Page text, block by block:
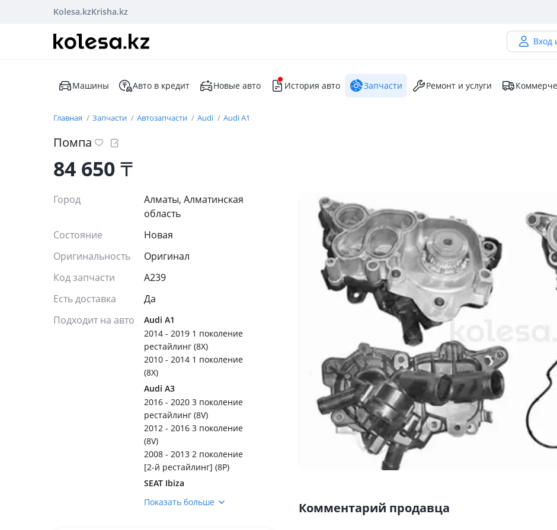
Kolesa.kzKrisha.kz
Вход
Машины Авто в кредит Новые авто История авто Запчасти Ремонт и услуги
Главная Запчасти Автозапчасти Audi Audi A1
Помпа
84 650₸
Город
Алматы, Алматинская
область
Состояние
Новая
Оригинальность
Оригинал
Код запчасти
A239
Есть доставка
Да
Подходит на авто
Audi A1
2014 - 2019 1 поколение
рестайлинг (8X)
2010 - 2014 1 поколение
(8X)
Audi A3
2016 - 2020 3 поколение
рестайлинг (8V)
2012 - 2016 3 поколение
(8V)
2008 - 2013 2 поколение
[2-й рестайлинг] (8P)
SEAT Ibiza
2012 - 2015 4 поколение
Показать больше Комментарий продавца